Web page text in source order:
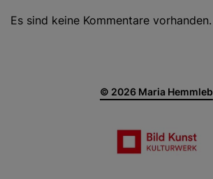
Es sind keine Kommentare vorhanden.
© 2026 Maria Hemmleb